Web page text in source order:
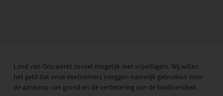
Land van Ons werkt zoveel mogelijk met vrijwilligers. Wij willen
het geld dat onze deelnemers inleggen namelijk gebruiken voor
de aankoop van grond en de verbetering van de biodiversiteit.